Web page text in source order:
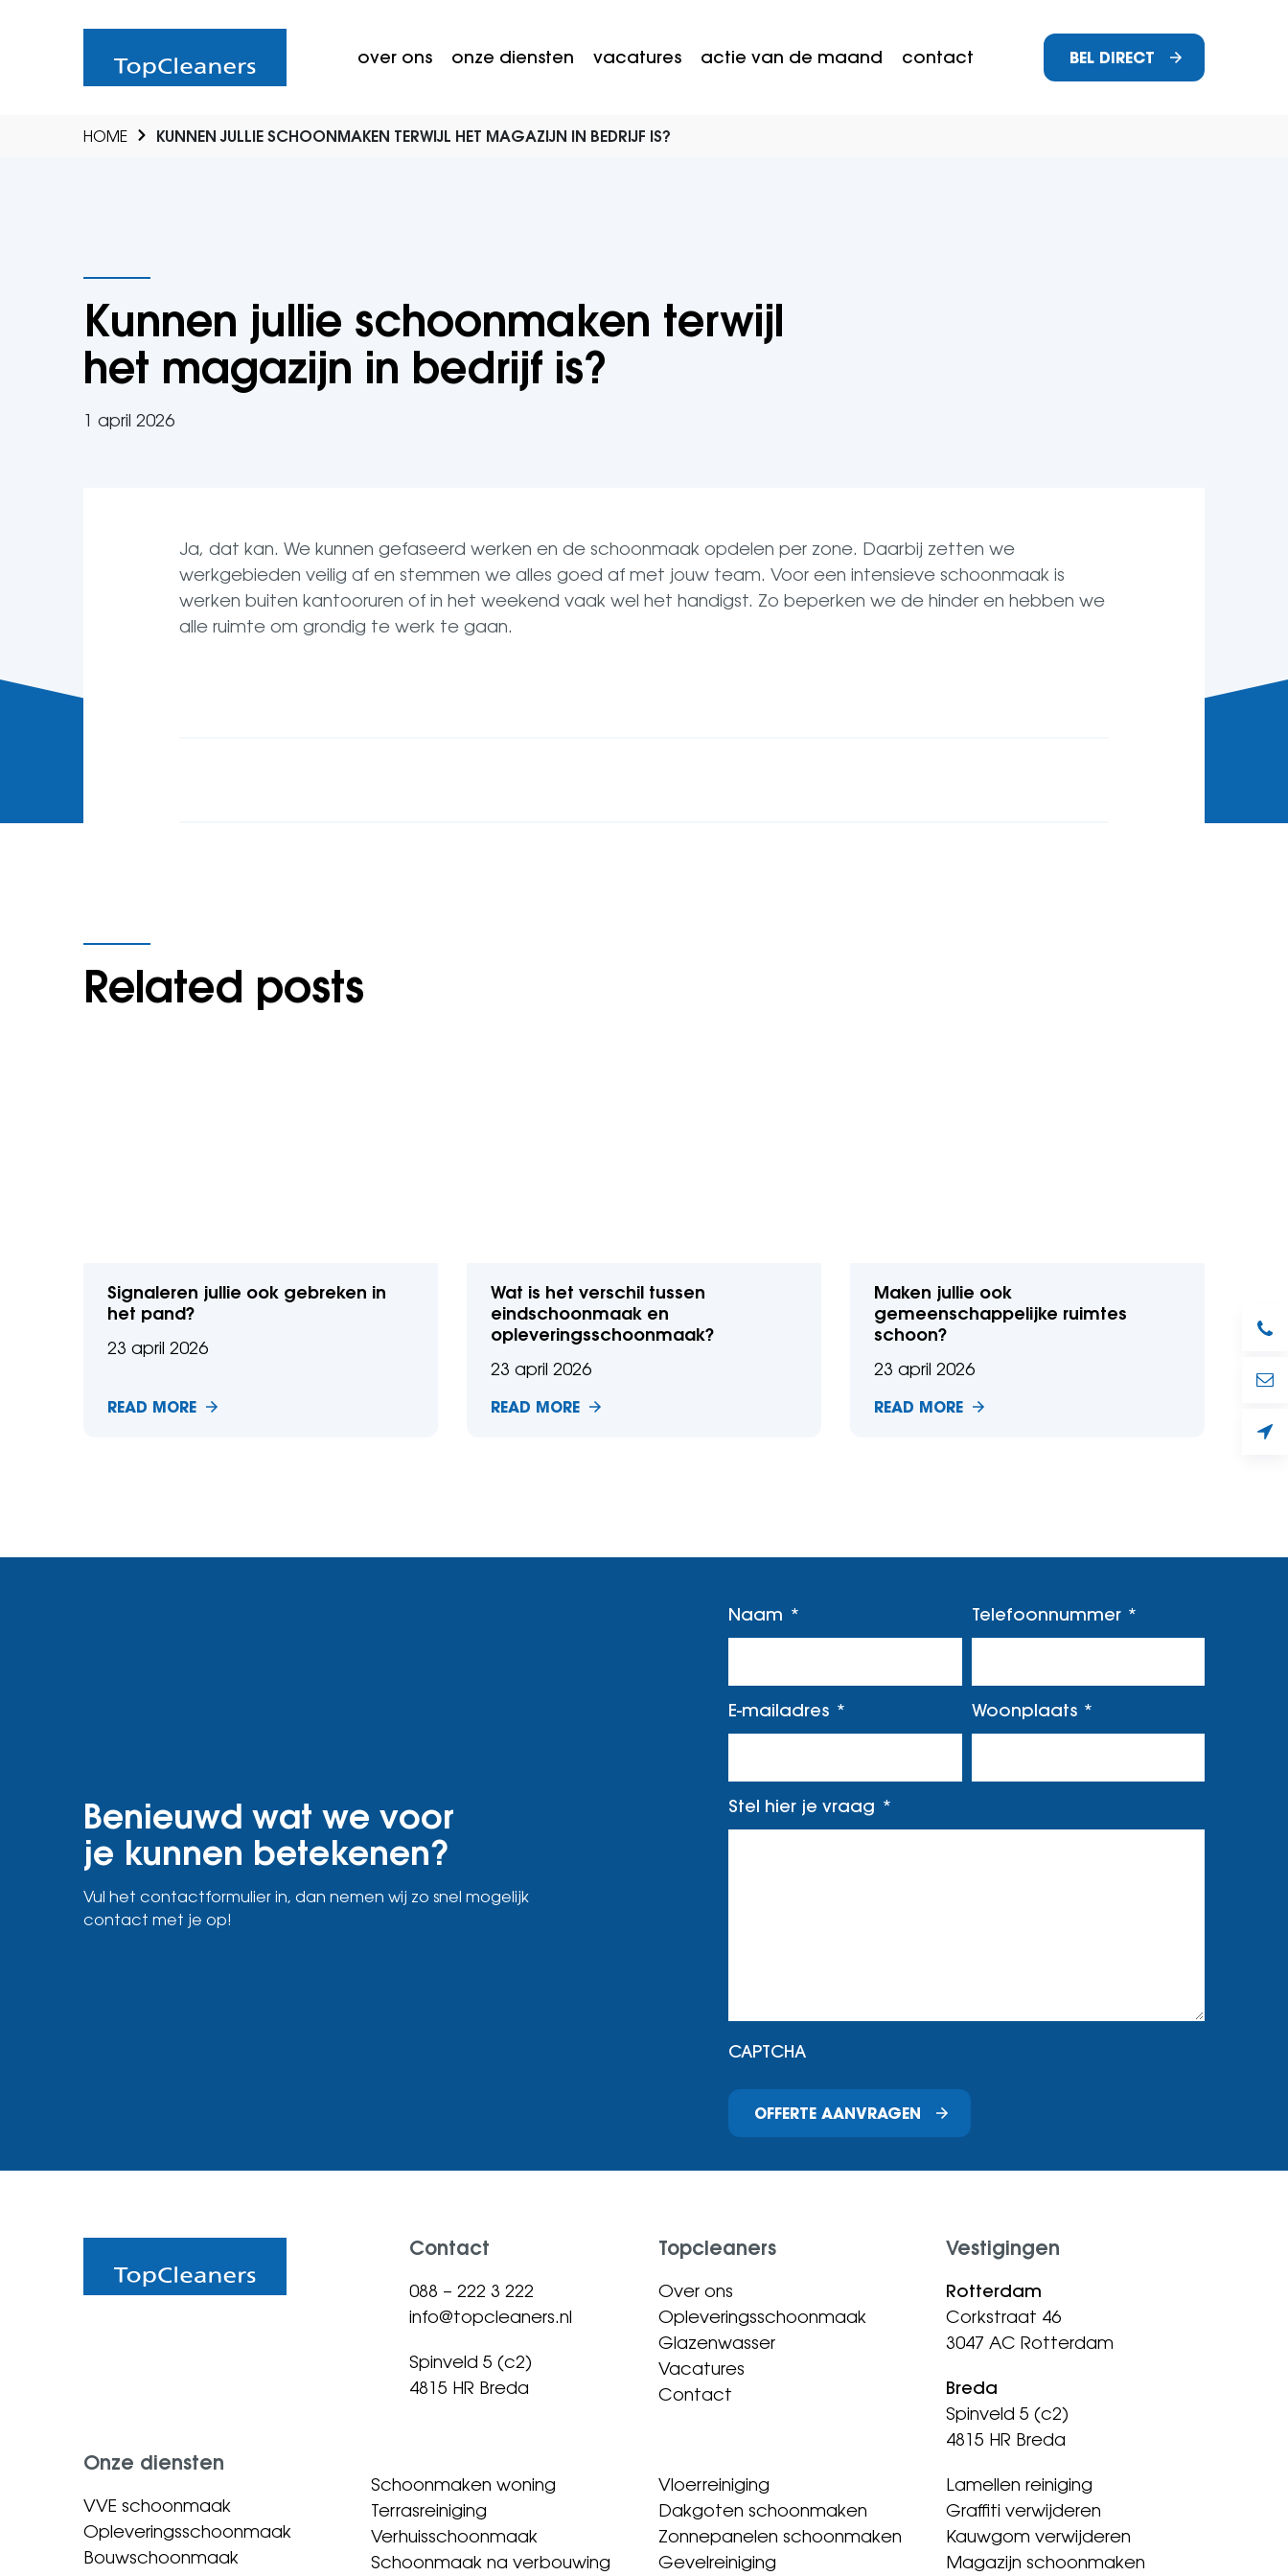
over ons onze diensten vacatures actie van de maand contact BEL DIRECT
HOME KUNNEN JULLIE SCHOONMAKEN TERWIJL HET MAGAZIJN IN BEDRIJF IS?
Kunnen jullie schoonmaken terwijl
het magazijn in bedrijf is?
1 april 2026
Ja, dat kan. We kunnen gefaseerd werken en de schoonmaak opdelen per zone. Daarbij zetten we
werkgebieden veilig af en stemmen we alles goed af met jouw team. Voor een intensieve schoonmaak is
werken buiten kantooruren of in het weekend vaak wel het handigst. Zo beperken we de hinder en hebben we
alle ruimte om grondig te werk te gaan.
Related posts
Signaleren jullie ook gebreken in
het pand?
23 april 2026
READ MORE
Wat is het verschil tussen
eindschoonmaak en
opleveringsschoonmaak?
23 april 2026
READ MORE
Maken jullie ook
gemeenschappelijke ruimtes
schoon?
23 april 2026
READ MORE
Benieuwd wat we voor
je kunnen betekenen?
Vul het contactformulier in, dan nemen wij zo snel mogelijk
contact met je op!
Naam Telefoonnummer
E-mailadres Woonplaats
Stel hier je vraag
CAPTCHA
OFFERTE AANVRAGEN
Contact
088 – 222 3 222
info@topcleaners.nl
Spinveld 5 (c2)
4815 HR Breda
Topcleaners
Over ons
Opleveringsschoonmaak
Glazenwasser
Vacatures
Contact
Vestigingen
Rotterdam
Corkstraat 46
3047 AC Rotterdam
Breda
Spinveld 5 (c2)
4815 HR Breda
Onze diensten
VVE schoonmaak
Opleveringsschoonmaak
Bouwschoonmaak
Schoonmaken woning
Terrasreiniging
Verhuisschoonmaak
Schoonmaak na verbouwing
Vloerreiniging
Dakgoten schoonmaken
Zonnepanelen schoonmaken
Gevelreiniging
Lamellen reiniging
Graffiti verwijderen
Kauwgom verwijderen
Magazijn schoonmaken